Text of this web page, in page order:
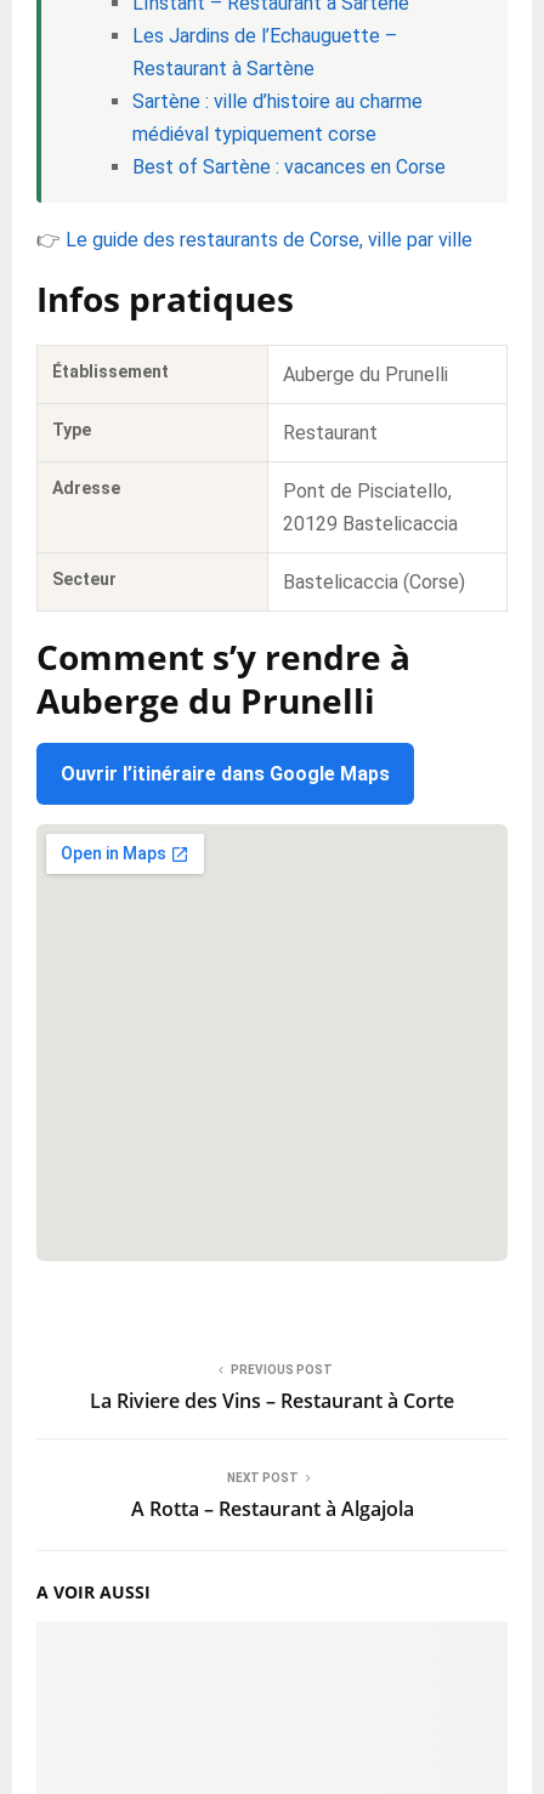
Les Jardins de l’Echauguette –
Restaurant à Sartène
Sartène : ville d’histoire au charme
médiéval typiquement corse
Best of Sartène : vacances en Corse
👉 Le guide des restaurants de Corse, ville par ville
Infos pratiques
Établissement Auberge du Prunelli
Type Restaurant
Adresse
Pont de Pisciatello,
20129 Bastelicaccia
Secteur Bastelicaccia (Corse)
Comment s’y rendre à
Auberge du Prunelli
Ouvrir l’itinéraire dans Google Maps
PREVIOUS POST
La Riviere des Vins – Restaurant à Corte
NEXT POST
A Rotta – Restaurant à Algajola
A VOIR AUSSI